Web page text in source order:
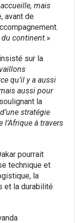
mais
avant de
du continent.»
sur la
qu’il y a aussi
aussi pour
la
stratégie
l’Afrique à travers
pourrait
technique et
la
et la durabilité